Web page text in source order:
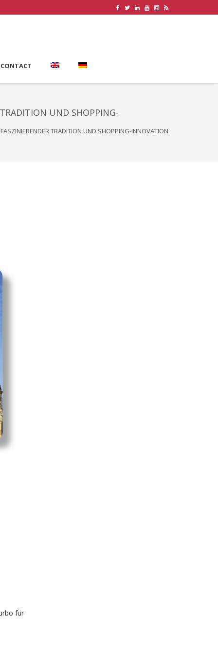
CONTACT
UND SHOPPING-
TRADITION UND SHOPPING-INNOVATION
für